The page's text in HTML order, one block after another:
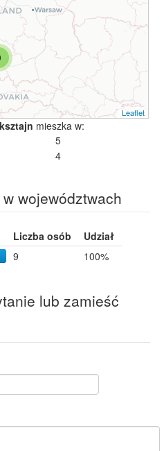
Leaflet
mieszka w:
5
4
województwach
Liczba osób
Udział
9 100%
lub zamieść